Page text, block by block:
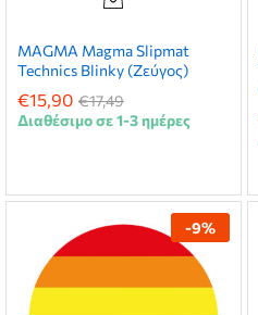
MAGMA Magma Slipmat
Technics Blinky (Ζεύγος)
€15,90 €17,49
Διαθέσιμο σε 1-3 ημέρες
-9%